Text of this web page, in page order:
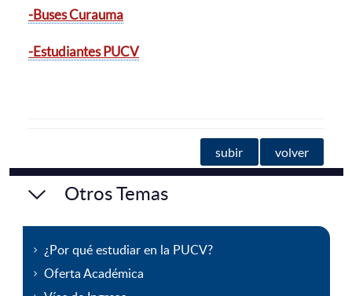
-Buses Curauma
-Estudiantes PUCV
subir volver
Otros Temas
¿Por qué estudiar en la PUCV?
Oferta Académica